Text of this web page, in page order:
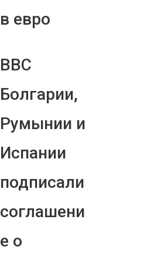
в евро
ВВС
Болгарии,
Румынии и
Испании
подписали
соглашени
е о